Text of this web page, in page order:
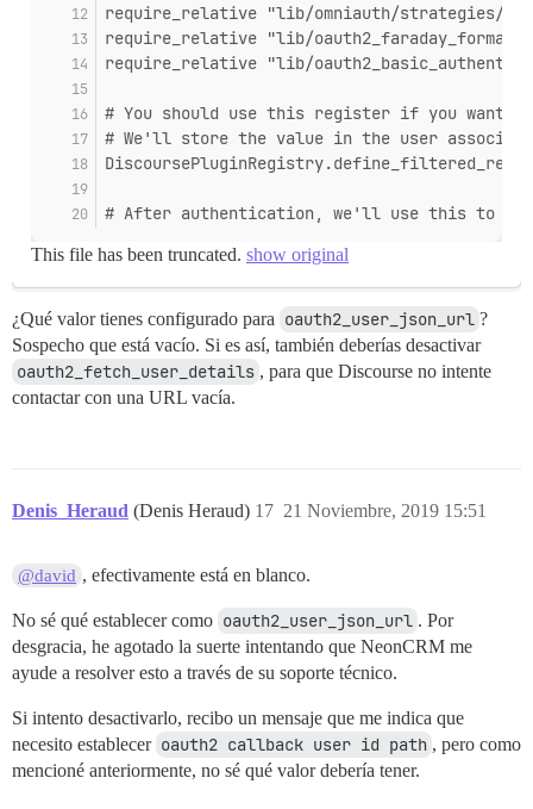
require_relative "lib/omniauth/strategies/
require_relative "lib/
require_relative "lib/
# You should use this register if you want
# We'll store the value in the user
# After authentication, we'll use this to
This file has been truncated. show original
¿Qué valor tienes configurado para oauth2_user_json_url ?
Sospecho que está vacío. Si es así, también deberías desactivar
oauth2_fetch_user_details , para que Discourse no intente
contactar con una URL vacía.
Denis_Heraud (Denis Heraud) 21 Noviembre, 2019 15:51
17
@david , efectivamente está en blanco.
No sé qué establecer como oauth2_user_json_url . Por
desgracia, he agotado la suerte intentando que NeonCRM me
ayude a resolver esto a través de su soporte técnico.
Si intento desactivarlo, recibo un mensaje que me indica que
necesito establecer oauth2 callback user id path , pero como
mencioné anteriormente, no sé qué valor debería tener.